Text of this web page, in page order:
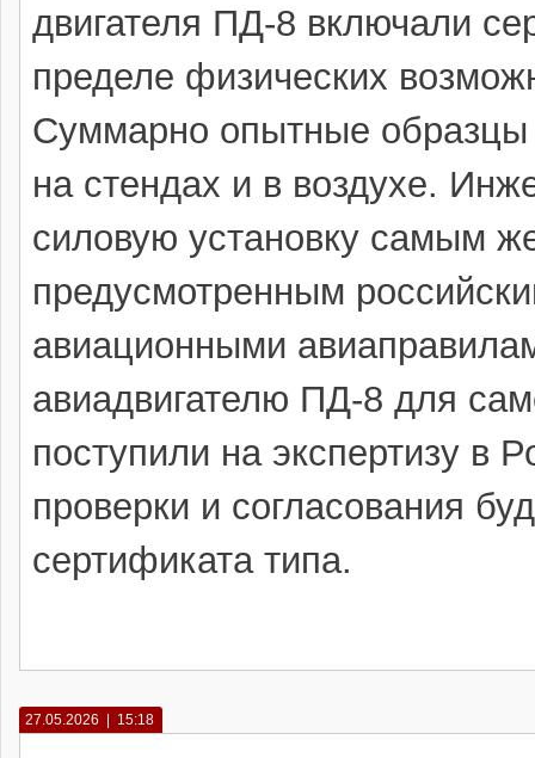
двигателя ПД-8 включали
пределе физических
Суммарно опытные образцы
на стендах и в воздухе.
силовую установку самым
предусмотренным
авиационными
авиадвигателю ПД-8 для
поступили на экспертизу в
проверки и согласования
сертификата типа.
27.05.2026 | 15:18